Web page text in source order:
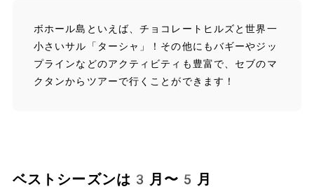
ボホール島といえば、チョコレートヒルズと世界一
小さいサル「ターシャ」！その他にもバギーやジッ
プラインなどのアクティビティも豊富で、セブのマ
クタンからツアーで行くことができます！
ベストシーズンは3月〜5月